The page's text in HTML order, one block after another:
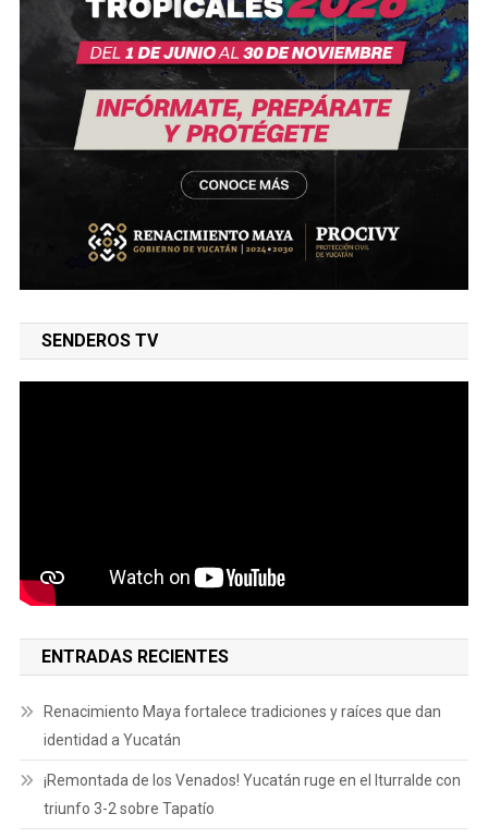
SENDEROS TV
ENTRADAS RECIENTES
Renacimiento Maya fortalece tradiciones y raíces que dan
identidad a Yucatán
¡Remontada de los Venados! Yucatán ruge en el Iturralde con
triunfo 3-2 sobre Tapatío